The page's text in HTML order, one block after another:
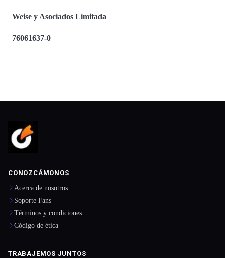
Weise y Asociados Limitada
76061637-0
CONOZCÁMONOS
Acerca de nosotros
Soporte Fans
Términos y condiciones
Código de ética
TRABAJEMOS JUNTOS